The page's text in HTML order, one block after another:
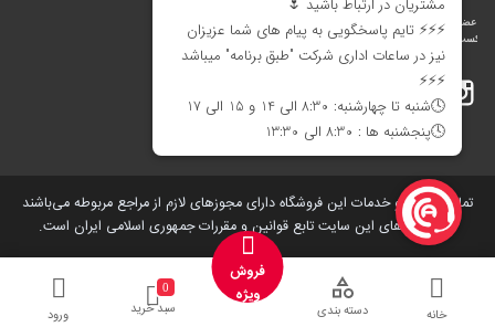
اینستاگرام
تمامی کالاها و خدمات این فروشگاه دارای مجوز‌های لازم از مراجع مربوطه می‌باشند
و فعالیت های این سایت تابع قوانین و مقررات جمهوری اسلامی ایران است.
خانه دسته بندی
فروش
ویژه
0
سبد خرید ورود